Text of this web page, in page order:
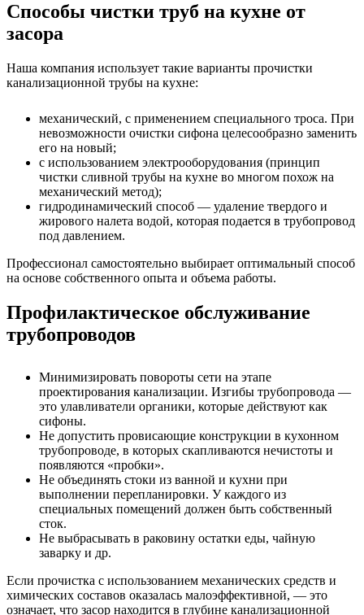
Способы чистки труб на кухне от
засора
Наша компания использует такие варианты прочистки
канализационной трубы на кухне:
механический, с применением специального троса. При
невозможности очистки сифона целесообразно заменить
его на новый;
с использованием электрооборудования (принцип
чистки сливной трубы на кухне во многом похож на
механический метод);
гидродинамический способ — удаление твердого и
жирового налета водой, которая подается в трубопровод
под давлением.
Профессионал самостоятельно выбирает оптимальный способ
на основе собственного опыта и объема работы.
Профилактическое обслуживание
трубопроводов
Минимизировать повороты сети на этапе
проектирования канализации. Изгибы трубопровода —
это улавливатели органики, которые действуют как
сифоны.
Не допустить провисающие конструкции в кухонном
трубопроводе, в которых скапливаются нечистоты и
появляются «пробки».
Не объединять стоки из ванной и кухни при
выполнении перепланировки. У каждого из
специальных помещений должен быть собственный
сток.
Не выбрасывать в раковину остатки еды, чайную
заварку и др.
Если прочистка с использованием механических средств и
химических составов оказалась малоэффективной, — это
означает, что засор находится в глубине канализационной